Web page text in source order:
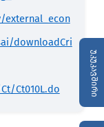
უკუკავშირი
downloadCri
Ct010L.do